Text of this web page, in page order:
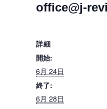
office@j-
詳細
開始:
6月 24日
終了:
6月 28日